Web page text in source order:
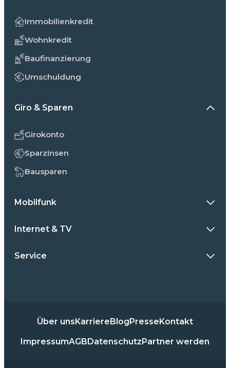
Immobilienkredit
Wohnkredit
Baufinanzierung
Umschuldung
Giro & Sparen
Girokonto
Sparzinsen
Bausparen
Mobilfunk
Internet & TV
Service
Über unsKarriereBlogPresseKontakt
ImpressumAGBDatenschutzPartner werden